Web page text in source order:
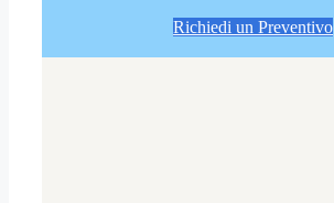
Richiedi un Preventivo